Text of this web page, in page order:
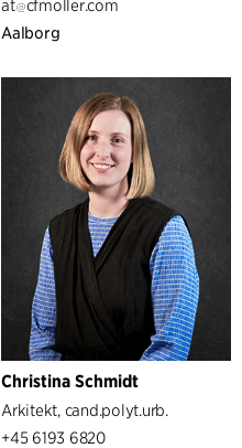
at
cfmoller.com
Aalborg
Christina Schmidt
Arkitekt, cand.polyt.urb.
+45 6193 6820